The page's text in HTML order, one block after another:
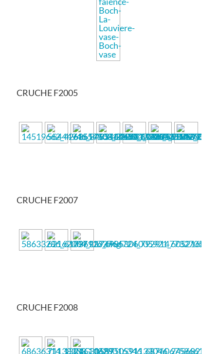
CRUCHE F2005
CRUCHE F2007
CRUCHE F2008